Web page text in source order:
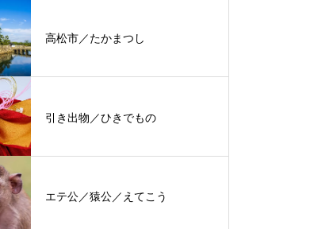
高松市／たかまつし
引き出物／ひきでもの
エテ公／猿公／えてこう